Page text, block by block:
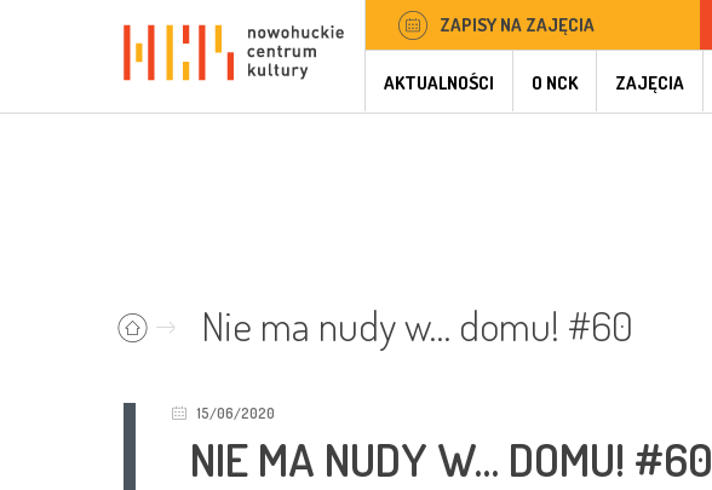
ZAPISY NA ZAJĘCIA
AKTUALNOŚCI O NCK ZAJĘCIA
Nie ma nudy w… domu! #60
15/06/2020
NIE MA NUDY W… DOMU! #60